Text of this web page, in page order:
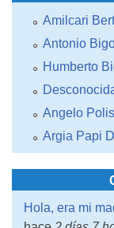
Amilcari
Antonio
Humberto
Angelo
Argia Papi
Hola, era mi